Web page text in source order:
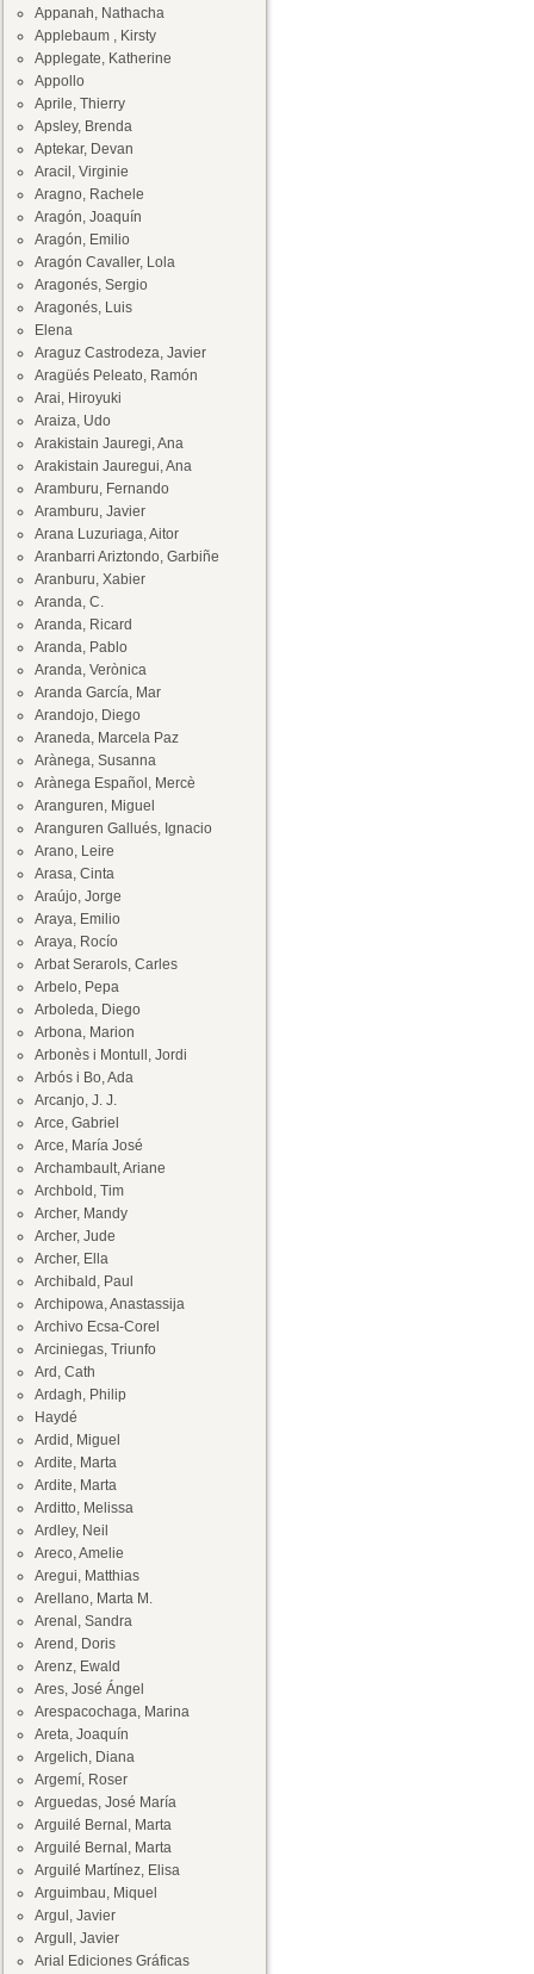
Appanah, Nathacha
Applebaum , Kirsty
Applegate, Katherine
Appollo
Aprile, Thierry
Apsley, Brenda
Aptekar, Devan
Aracil, Virginie
Aragno, Rachele
Aragón, Joaquín
Aragón, Emilio
Aragón Cavaller, Lola
Aragonés, Sergio
Aragonés, Luis
Elena
Araguz Castrodeza, Javier
Aragüés Peleato, Ramón
Arai, Hiroyuki
Araiza, Udo
Arakistain Jauregi, Ana
Arakistain Jauregui, Ana
Aramburu, Fernando
Aramburu, Javier
Arana Luzuriaga, Aitor
Aranbarri Ariztondo, Garbiñe
Aranburu, Xabier
Aranda, C.
Aranda, Ricard
Aranda, Pablo
Aranda, Verònica
Aranda García, Mar
Arandojo, Diego
Araneda, Marcela Paz
Arànega, Susanna
Arànega Español, Mercè
Aranguren, Miguel
Aranguren Gallués, Ignacio
Arano, Leire
Arasa, Cinta
Araújo, Jorge
Araya, Emilio
Araya, Rocío
Arbat Serarols, Carles
Arbelo, Pepa
Arboleda, Diego
Arbona, Marion
Arbonès i Montull, Jordi
Arbós i Bo, Ada
Arcanjo, J. J.
Arce, Gabriel
Arce, María José
Archambault, Ariane
Archbold, Tim
Archer, Mandy
Archer, Jude
Archer, Ella
Archibald, Paul
Archipowa, Anastassija
Archivo Ecsa-Corel
Arciniegas, Triunfo
Ard, Cath
Ardagh, Philip
Haydé
Ardid, Miguel
Ardite, Marta
Ardite, Marta
Arditto, Melissa
Ardley, Neil
Areco, Amelie
Aregui, Matthias
Arellano, Marta M.
Arenal, Sandra
Arend, Doris
Arenz, Ewald
Ares, José Ángel
Arespacochaga, Marina
Areta, Joaquín
Argelich, Diana
Argemí, Roser
Arguedas, José María
Arguilé Bernal, Marta
Arguilé Bernal, Marta
Arguilé Martínez, Elisa
Arguimbau, Miquel
Argul, Javier
Argull, Javier
Arial Ediciones Gráficas